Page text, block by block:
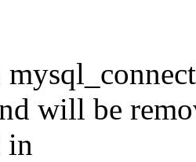
will be
in